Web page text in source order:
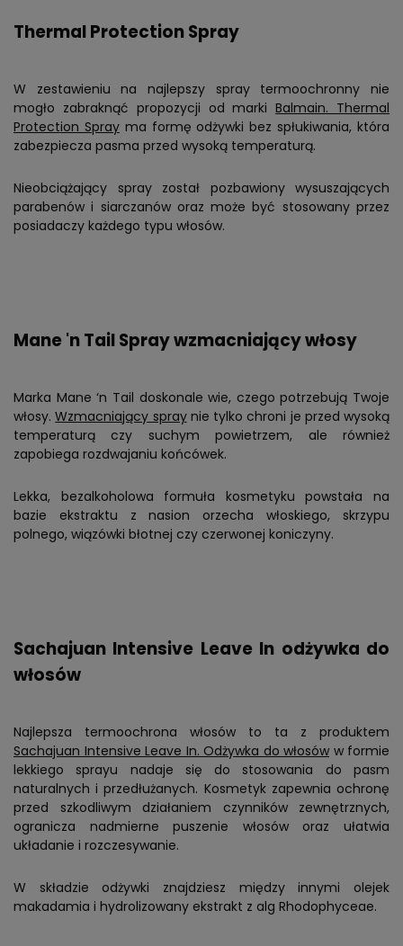
Thermal Protection Spray
W zestawieniu na najlepszy spray termoochronny nie
mogło zabraknąć propozycji od markiBalmain. Thermal
Protection Sprayma formę odżywki bez spłukiwania, która
zabezpiecza pasma przed wysoką temperaturą.
Nieobciążający spray został pozbawiony wysuszających
parabenów i siarczanów oraz może być stosowany przez
posiadaczy każdego typu włosów.
Mane 'n Tail Spray wzmacniający włosy
Marka Mane ‘n Tail doskonale wie, czego potrzebują Twoje
włosy.Wzmacniający spraynie tylko chroni je przed wysoką
temperaturą czy suchym powietrzem, ale również
zapobiega rozdwajaniu końcówek.
Lekka, bezalkoholowa formuła kosmetyku powstała na
bazie ekstraktu z nasion orzecha włoskiego, skrzypu
polnego, wiązówki błotnej czy czerwonej koniczyny.
Sachajuan Intensive Leave In odżywka do
włosów
Najlepsza termoochrona włosów to ta z produktem
Sachajuan Intensive Leave In. Odżywka do włosów w formie
lekkiego sprayu nadaje się do stosowania do pasm
naturalnych i przedłużanych. Kosmetyk zapewnia ochronę
przed szkodliwym działaniem czynników zewnętrznych,
ogranicza nadmierne puszenie włosów oraz ułatwia
układanie i rozczesywanie.
W składzie odżywki znajdziesz między innymi olejek
makadamia i hydrolizowany ekstrakt z alg Rhodophyceae.